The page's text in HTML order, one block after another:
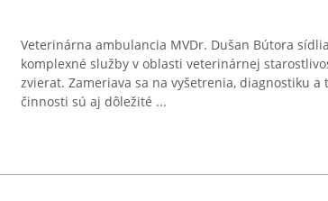
Veterinárna ambulancia MVDr. Dušan Bútora
komplexné služby v oblasti veterinárnej
zvierat. Zameriava sa na vyšetrenia, diagnostiku
činnosti sú aj dôležité ...